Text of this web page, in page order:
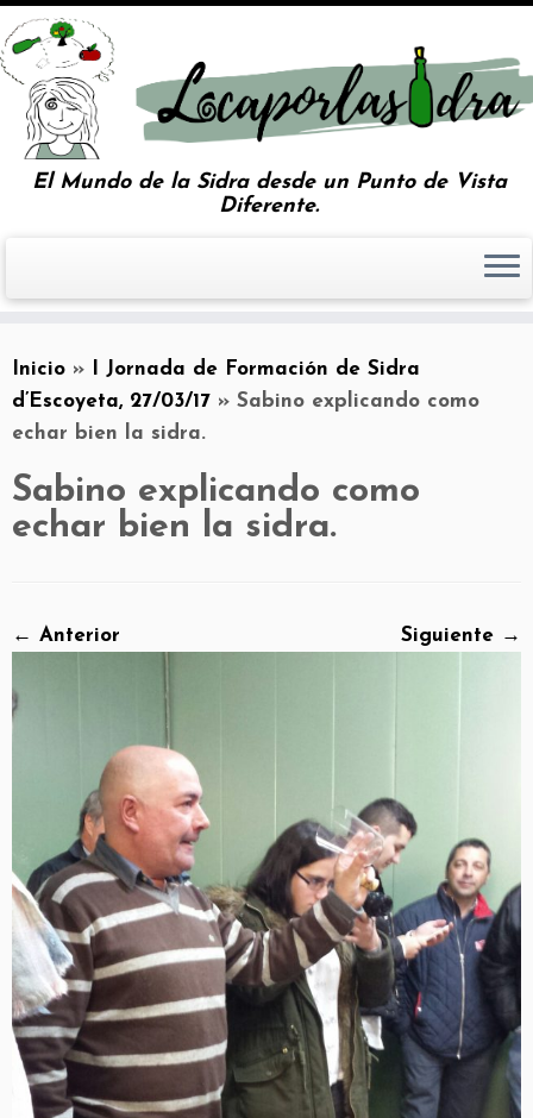
El Mundo de la Sidra desde un Punto de Vista
Diferente.
Inicio »
I Jornada de Formación de Sidra
d’Escoyeta, 27/03/17 » Sabino explicando como
echar bien la sidra.
Sabino explicando como
echar bien la sidra.
← Anterior Siguiente →